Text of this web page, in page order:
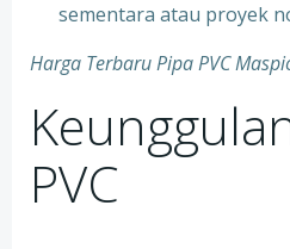
sementara atau proyek
Harga Terbaru Pipa PVC
PVC